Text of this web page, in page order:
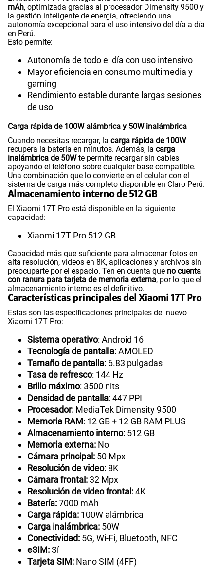
mAh, optimizada gracias al procesador Dimensity 9500 y
la gestión inteligente de energía, ofreciendo una
autonomía excepcional para el uso intensivo del día a día
en Perú.
Esto permite:
Autonomía de todo el día con uso intensivo
Mayor eficiencia en consumo multimedia y
gaming
Rendimiento estable durante largas sesiones
de uso
Carga rápida de 100W alámbrica y 50W inalámbrica
Cuando necesitas recargar, la carga rápida de 100W
recupera la batería en minutos. Además, la carga
inalámbrica de 50Wte permite recargar sin cables
apoyando el teléfono sobre cualquier base compatible.
Una combinación que lo convierte en el celular con el
sistema de carga más completo disponible en Claro Perú.
Almacenamiento interno de 512 GB
El Xiaomi 17T Pro está disponible en la siguiente
capacidad:
Xiaomi 17T Pro 512 GB
Capacidad más que suficiente para almacenar fotos en
alta resolución, videos en 8K, aplicaciones y archivos sin
preocuparte por el espacio. Ten en cuenta que no cuenta
con ranura para tarjeta de memoria externa, por lo que el
almacenamiento interno es el definitivo.
Características principales del Xiaomi 17T Pro
Estas son las especificaciones principales del nuevo
Xiaomi 17T Pro:
Sistema operativo: Android 16
Tecnología de pantalla:AMOLED
Tamaño de pantalla: 6.83 pulgadas
Tasa de refresco: 144 Hz
Brillo máximo: 3500 nits
Densidad de pantalla: 447 PPI
Procesador: MediaTek Dimensity 9500
Memoria RAM: 12 GB + 12 GB RAM PLUS
Almacenamiento interno: 512 GB
Memoria externa: No
Cámara principal: 50 Mpx
Resolución de video: 8K
Cámara frontal: 32 Mpx
Resolución de video frontal:4K
Batería:7000 mAh
Carga rápida: 100W alámbrica
Carga inalámbrica: 50W
Conectividad: 5G, Wi-Fi, Bluetooth, NFC
eSIM:Sí
Tarjeta SIM: Nano SIM (4FF)